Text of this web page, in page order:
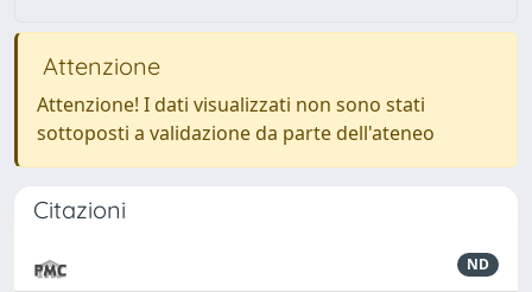
Attenzione
Attenzione! I dati visualizzati non sono stati
sottoposti a validazione da parte dell'ateneo
Citazioni
ND